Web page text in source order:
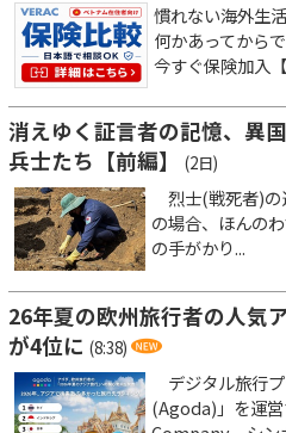
慣れない海外生
何かあってから
今すぐ保険加入
消えゆく証言者の記憶、異
兵士たち【前編】
(2日)
烈士(戦死者)の
の場合、ほんの
の手がかり...
26年夏の欧州旅行者の人気
が4位に (8:38)
デジタル旅行
(Agoda)」を運